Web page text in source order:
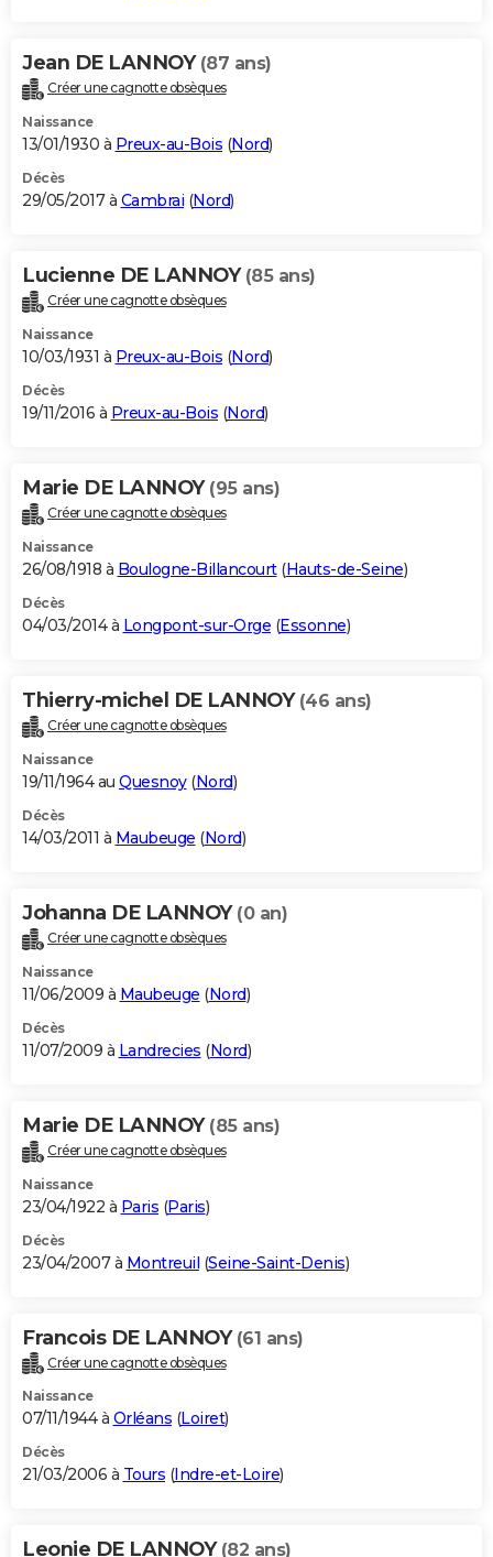
Jean DE LANNOY (87 ans)
Créer une cagnotte obsèques
Naissance
13/01/1930 à Preux-au-Bois (Nord)
Décès
29/05/2017 à Cambrai (Nord)
Lucienne DE LANNOY (85 ans)
Créer une cagnotte obsèques
Naissance
10/03/1931 à Preux-au-Bois (Nord)
Décès
19/11/2016 à Preux-au-Bois (Nord)
Marie DE LANNOY (95 ans)
Créer une cagnotte obsèques
Naissance
26/08/1918 à Boulogne-Billancourt(Hauts-de-Seine)
Décès
04/03/2014 à Longpont-sur-Orge (Essonne)
Thierry-michel DE LANNOY (46 ans)
Créer une cagnotte obsèques
Naissance
19/11/1964 au Quesnoy(Nord)
Décès
14/03/2011 à Maubeuge (Nord)
Johanna DE LANNOY (0 an)
Créer une cagnotte obsèques
Naissance
11/06/2009 à Maubeuge (Nord)
Décès
11/07/2009 à Landrecies (Nord)
Marie DE LANNOY (85 ans)
Créer une cagnotte obsèques
Naissance
23/04/1922 à Paris (Paris)
Décès
23/04/2007 à Montreuil (Seine-Saint-Denis)
Francois DE LANNOY (61 ans)
Créer une cagnotte obsèques
Naissance
07/11/1944 à Orléans (Loiret)
Décès
21/03/2006 à Tours (Indre-et-Loire)
Leonie DE LANNOY (82 ans)